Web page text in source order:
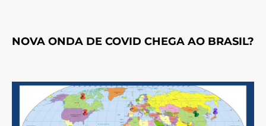
NOVA ONDA DE COVID CHEGA AO BRASIL?